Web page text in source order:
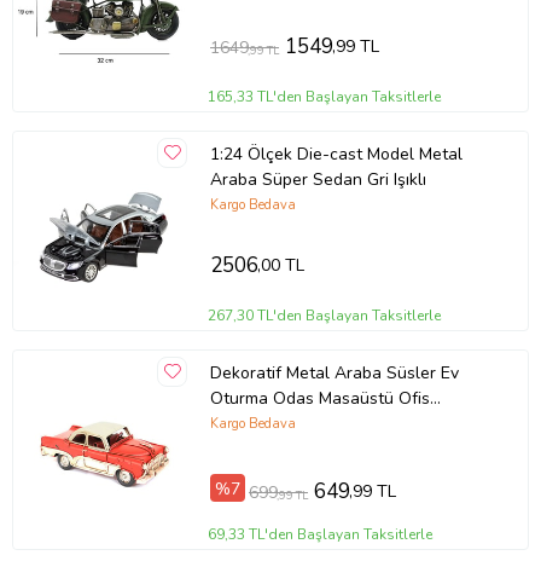
1649,99 TL 1549,99 TL
165,33 TL'den Başlayan Taksitlerle
1:24 Ölçek Die-cast Model Metal
Araba Süper Sedan Gri Işıklı
Kargo Bedava
2506,00 TL
267,30 TL'den Başlayan Taksitlerle
Dekoratif Metal Araba Süsler Ev
Oturma Odas Masaüstü Ofis
Dekorasyon
Kargo Bedava
%7 699,99 TL 649,99 TL
69,33 TL'den Başlayan Taksitlerle